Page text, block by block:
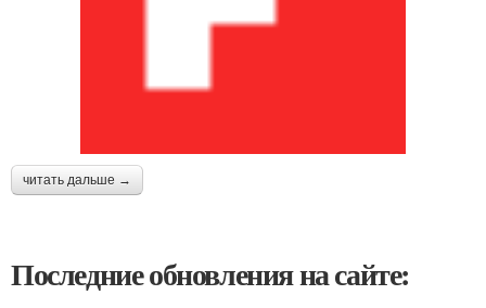
читать дальше →
Последние обновления на сайте: